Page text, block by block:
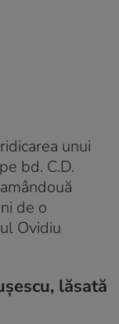
unui
bd. C.D.
de o
Ovidiu
lăsată